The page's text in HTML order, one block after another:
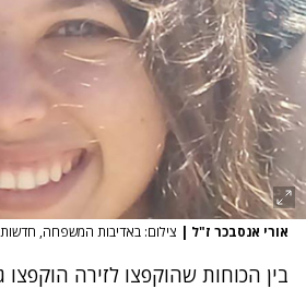
אורי אנסבכר ז"ל | צילום: באדיבות המשפחה, חדשות
בין הכוחות שהוקפצו לזירה הוקפצו